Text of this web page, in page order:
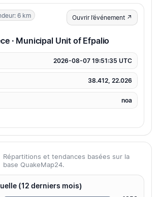
6 km Ouvrir l’événement ↗
· Municipal Unit of Efpalio
2026-08-07 19:51:35 UTC
38.412, 22.026
noa
Répartitions et tendances basées sur la
base QuakeMap24.
(12 derniers mois)